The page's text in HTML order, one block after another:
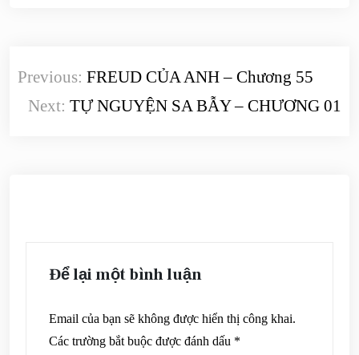
hướng
bài
Previous: FREUD CỦA ANH – Chương 55
Next: TỰ NGUYỆN SA BẪY – CHƯƠNG 01
Để lại một bình luận
Email của bạn sẽ không được hiển thị công khai.
Các trường bắt buộc được đánh dấu *